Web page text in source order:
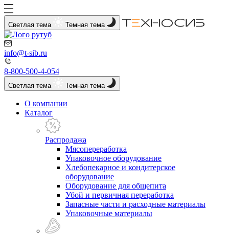
Светлая тема Темная тема
info@t-sib.ru
8-800-500-4-054
Светлая тема Темная тема
О компании
Каталог
Распродажа
Мясопереработка
Упаковочное оборудование
Хлебопекарное и кондитерское
оборудование
Оборудование для общепита
Убой и первичная переработка
Запасные части и расходные материалы
Упаковочные материалы